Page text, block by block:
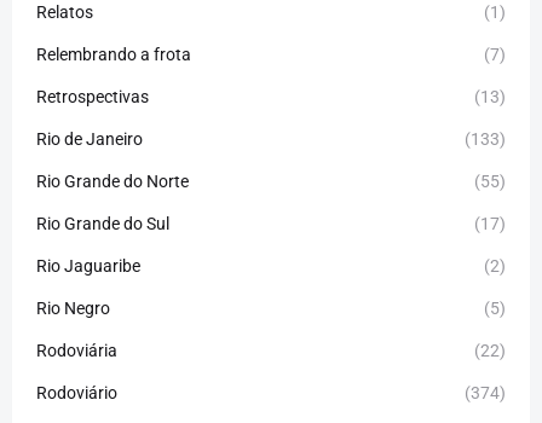
Relatos (1)
Relembrando a frota (7)
Retrospectivas (13)
Rio de Janeiro (133)
Rio Grande do Norte (55)
Rio Grande do Sul (17)
Rio Jaguaribe (2)
Rio Negro (5)
Rodoviária (22)
Rodoviário (374)